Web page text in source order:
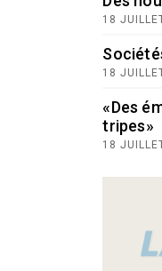
18
18
«Des
tripes»
18